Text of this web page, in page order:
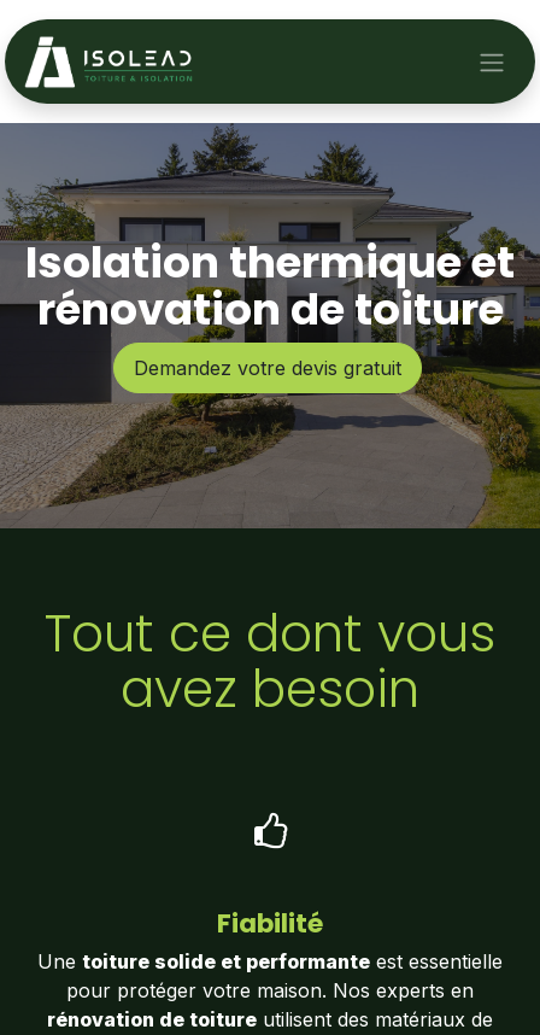
Se rendre au contenu
Isolation thermique et
rénovation de toiture
Demandez votre devis gratuit
Tout ce dont vous
avez besoin
Fiabilité
Une toiture solide et performante est essentielle
pour protéger votre maison. Nos experts en
rénovation de toiture utilisent des matériaux de